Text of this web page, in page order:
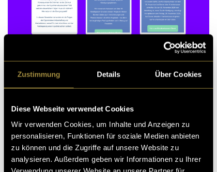
Zustimmung Details Über Cookies
Diese Webseite verwendet Cookies
Wir verwenden Cookies, um Inhalte und Anzeigen zu
personalisieren, Funktionen für soziale Medien anbieten
zu können und die Zugriffe auf unsere Website zu
analysieren. Außerdem geben wir Informationen zu Ihrer